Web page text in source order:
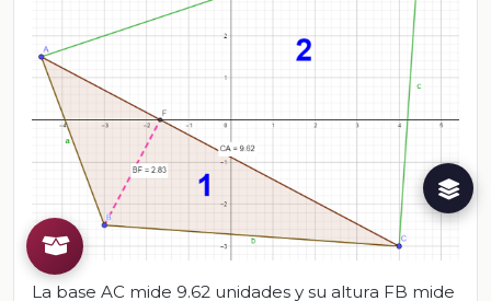
La base AC mide 9.62 unidades y su altura FB mide